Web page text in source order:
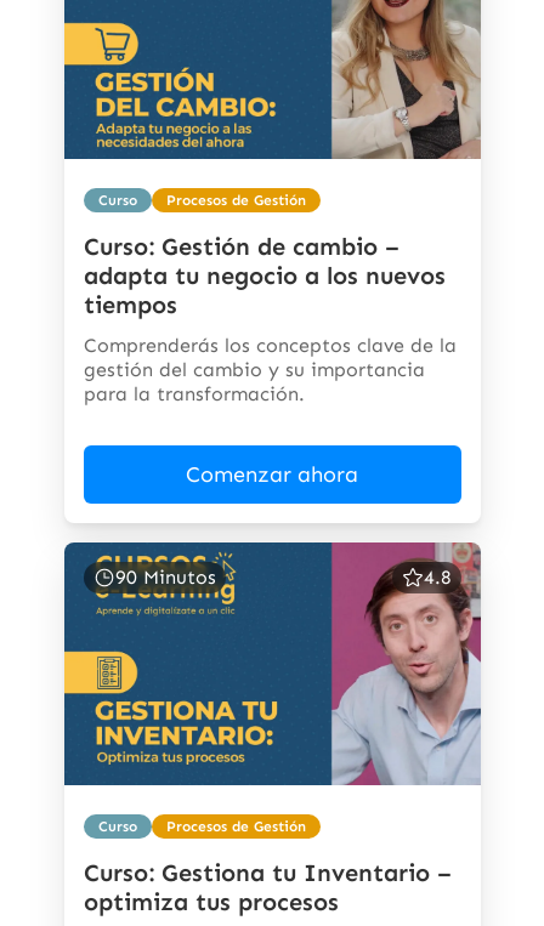
Curso Procesos de Gestión
Curso: Gestión de cambio –
adapta tu negocio a los nuevos
tiempos
Comprenderás los conceptos clave de la
gestión del cambio y su importancia
para la transformación.
Comenzar ahora
90 Minutos 4.8
Curso Procesos de Gestión
Curso: Gestiona tu Inventario –
optimiza tus procesos